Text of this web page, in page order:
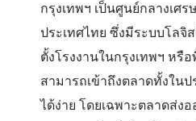
กรุงเทพฯ เป็นศูนย์กลางเศ
ประเทศไทย ซึ่งมีระบบโลจิ
ตั้งโรงงานในกรุงเทพฯ หรื
สามารถเข้าถึงตลาดทั้งในป
ได้ง่าย โดยเฉพาะตลาดส่งอ